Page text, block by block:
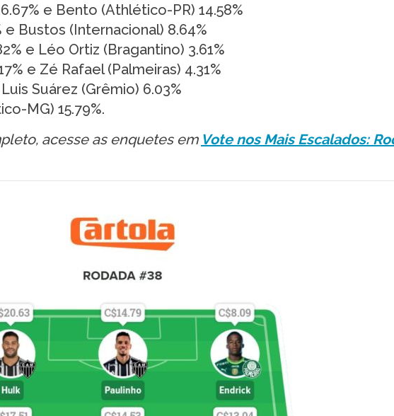
e Bento (Athlético-PR) 14.58%
e Bustos (Internacional) 8.64%
e Léo Ortiz (Bragantino) 3.61%
e Zé Rafael (Palmeiras) 4.31%
Suárez (Grêmio) 6.03%
MG) 15.79%.
acesse as enquetes em Vote nos Mais Escalados: